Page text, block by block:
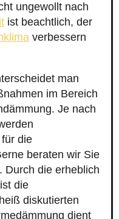
ungewollt nach
ist beachtlich, der
verbessern
man
im Bereich
Je nach
die
beraten wir Sie
Durch die erheblich
die
diskutierten
dient